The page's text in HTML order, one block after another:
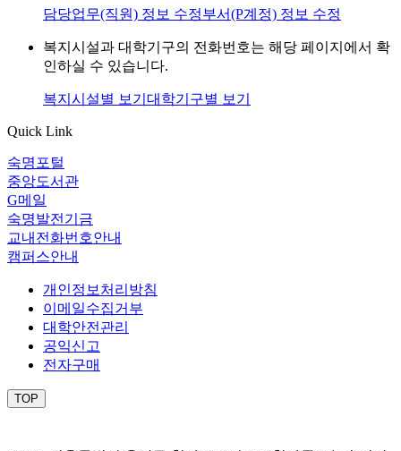
담당업무(직원) 정보 수정부서(P계정) 정보 수정
복지시설과 대학기구의 전화번호는 해당 페이지에서 확
인하실 수 있습니다.
복지시설별 보기 대학기구별 보기
Quick Link
숙명포털
중앙도서관
G메일
숙명발전기금
교내전화번호안내
캠퍼스안내
개인정보처리방침
이메일수집거부
대학안전관리
공익신고
전자구매
TOP